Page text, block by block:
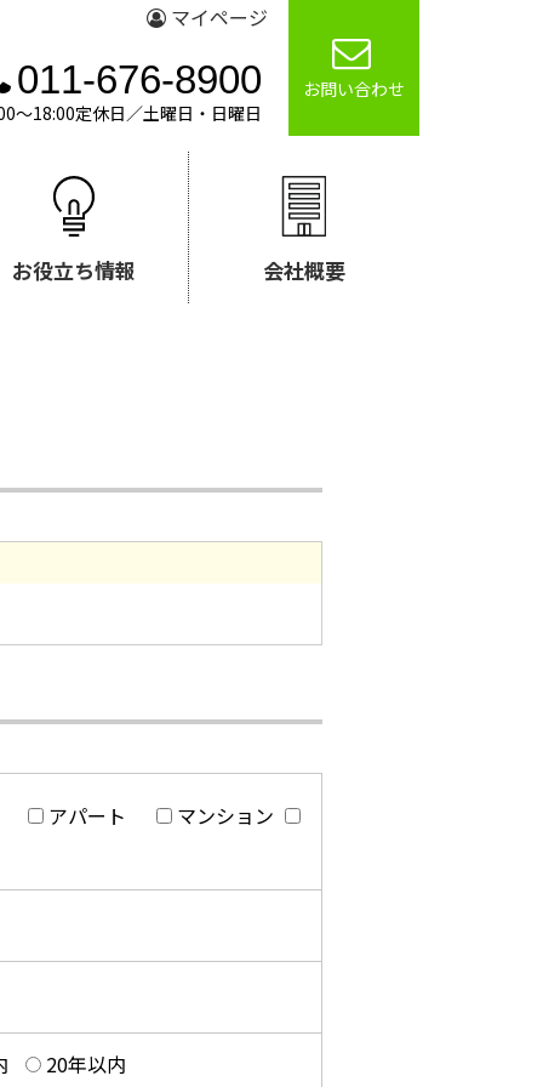
マイページ
011-676-8900
～18:00定休日／土曜日・日曜日
お問い合わせ
お役立ち情報 会社概要
アパート マンション
20年以内